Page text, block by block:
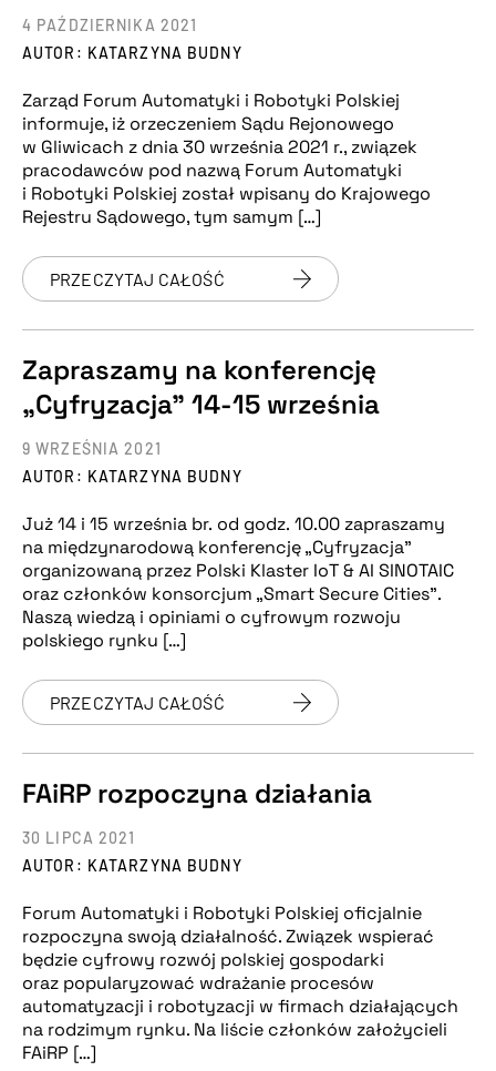
AUTOR: KATARZYNA BUDNY
4 PAŹDZIERNIKA 2021
Zarząd Forum Automatyki i Robotyki Polskiej
informuje, iż orzeczeniem Sądu Rejonowego
w Gliwicach z dnia 30 września 2021 r., związek
pracodawców pod nazwą Forum Automatyki
i Robotyki Polskiej został wpisany do Krajowego
Rejestru Sądowego, tym samym […]
PRZECZYTAJ CAŁOŚĆ
Zapraszamy na konferencję
„Cyfryzacja” 14-15 września
AUTOR: KATARZYNA BUDNY
9 WRZEŚNIA 2021
Już 14 i 15 września br. od godz. 10.00 zapraszamy
na międzynarodową konferencję „Cyfryzacja”
organizowaną przez Polski Klaster IoT & AI SINOTAIC
oraz członków konsorcjum „Smart Secure Cities”.
Naszą wiedzą i opiniami o cyfrowym rozwoju
polskiego rynku […]
PRZECZYTAJ CAŁOŚĆ
FAiRP rozpoczyna działania
AUTOR: KATARZYNA BUDNY
30 LIPCA 2021
Forum Automatyki i Robotyki Polskiej oficjalnie
rozpoczyna swoją działalność. Związek wspierać
będzie cyfrowy rozwój polskiej gospodarki
oraz popularyzować wdrażanie procesów
automatyzacji i robotyzacji w firmach działających
na rodzimym rynku. Na liście członków założycieli
FAiRP […]